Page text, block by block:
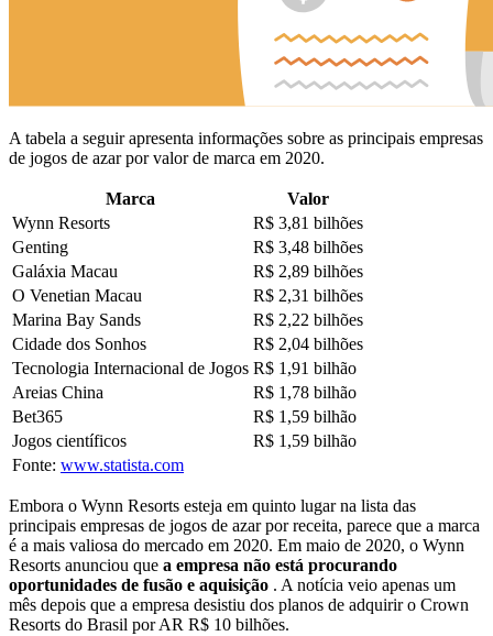
A tabela a seguir apresenta informações sobre as principais empresas
de jogos de azar por valor de marca em 2020.
Marca
Valor
Wynn Resorts
R$ 3,81 bilhões
Genting
R$ 3,48 bilhões
Galáxia Macau
R$ 2,89 bilhões
O Venetian Macau
R$ 2,31 bilhões
Marina Bay Sands
R$ 2,22 bilhões
Cidade dos Sonhos
R$ 2,04 bilhões
Tecnologia Internacional de Jogos R$ 1,91 bilhão
Areias China
R$ 1,78 bilhão
Bet365
R$ 1,59 bilhão
Jogos científicos
R$ 1,59 bilhão
Fonte: www.statista.com
Embora o Wynn Resorts esteja em quinto lugar na lista das
principais empresas de jogos de azar por receita, parece que a marca
é a mais valiosa do mercado em 2020. Em maio de 2020, o Wynn
Resorts anunciou que a empresa não está procurando
oportunidades de fusão e aquisição . A notícia veio apenas um
mês depois que a empresa desistiu dos planos de adquirir o Crown
Resorts do Brasil por AR R$ 10 bilhões.